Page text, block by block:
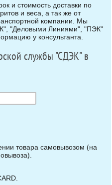
и стоимость доставки по
и веса, а так же от
компании. Мы
"Деловыми Линиями", "ПЭК"
у консультанта.
службы "СДЭК" в
товара самовывозом (на